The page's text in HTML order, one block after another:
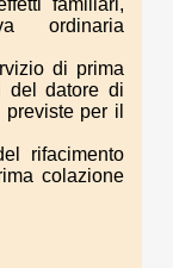
ordinaria
di prima
del datore di
per il
rifacimento
colazione